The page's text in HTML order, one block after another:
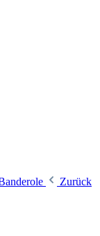
Zurück